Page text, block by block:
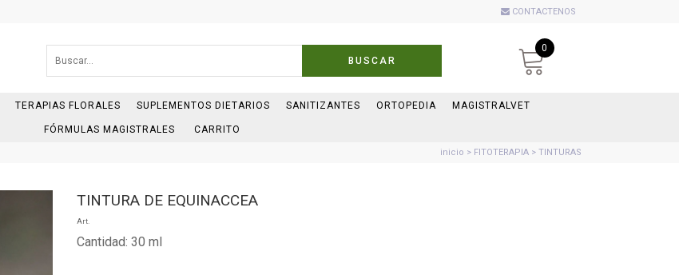
CONTACTENOS
BUSCAR
0
TERAPIAS FLORALES SUPLEMENTOS DIETARIOS SANITIZANTES ORTOPEDIA MAGISTRALVET
FÓRMULAS MAGISTRALES CARRITO
inicio > FITOTERAPIA > TINTURAS
TINTURA DE EQUINACCEA
Art.
Cantidad: 30 ml